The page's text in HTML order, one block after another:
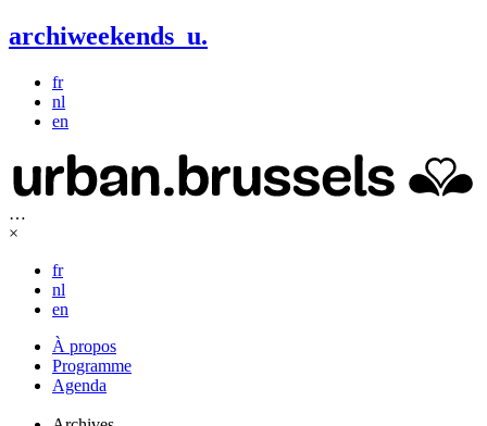
archiweekends u.
fr
nl
en
…
×
fr
nl
en
À propos
Programme
Agenda